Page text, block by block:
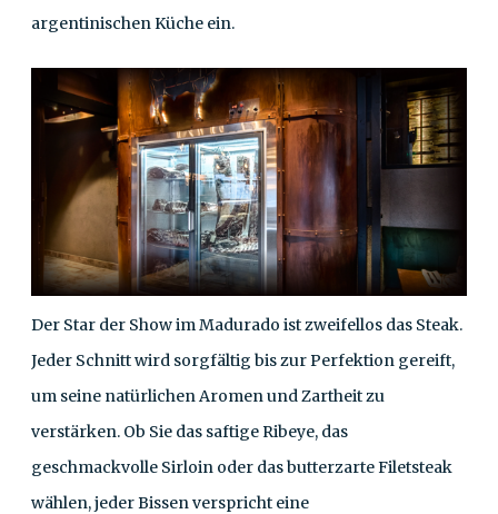
argentinischen Küche ein.
Der Star der Show im Madurado ist zweifellos das Steak.
Jeder Schnitt wird sorgfältig bis zur Perfektion gereift,
um seine natürlichen Aromen und Zartheit zu
verstärken. Ob Sie das saftige Ribeye, das
geschmackvolle Sirloin oder das butterzarte Filetsteak
wählen, jeder Bissen verspricht eine